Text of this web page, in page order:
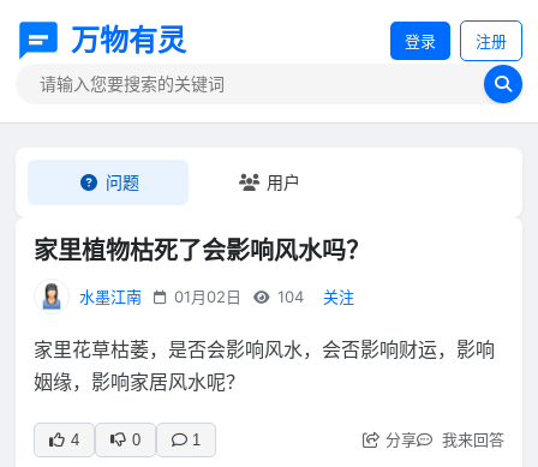
万物有灵 登录 注册
问题 用户
家里植物枯死了会影响风水吗？
水墨江南 01月02日 104 关注
家里花草枯萎，是否会影响风水，会否影响财运，影响
姻缘，影响家居风水呢？
4 0 1 分享 我来回答